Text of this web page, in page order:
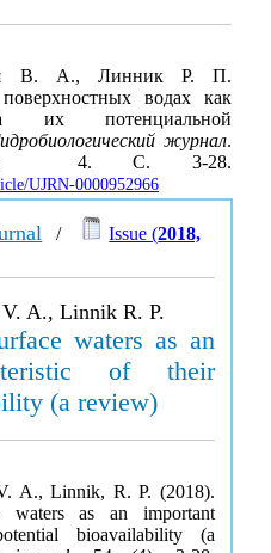
В. А., Линник Р. П.
водах как
их потенциальной
журнал.
4. С. 3-28.
UJRN-0000952966
/ Issue (2018,
A., Linnik R. P.
waters as an
of their
(a review)
A., Linnik, R. P. (2018).
as an important
bioavailability (a